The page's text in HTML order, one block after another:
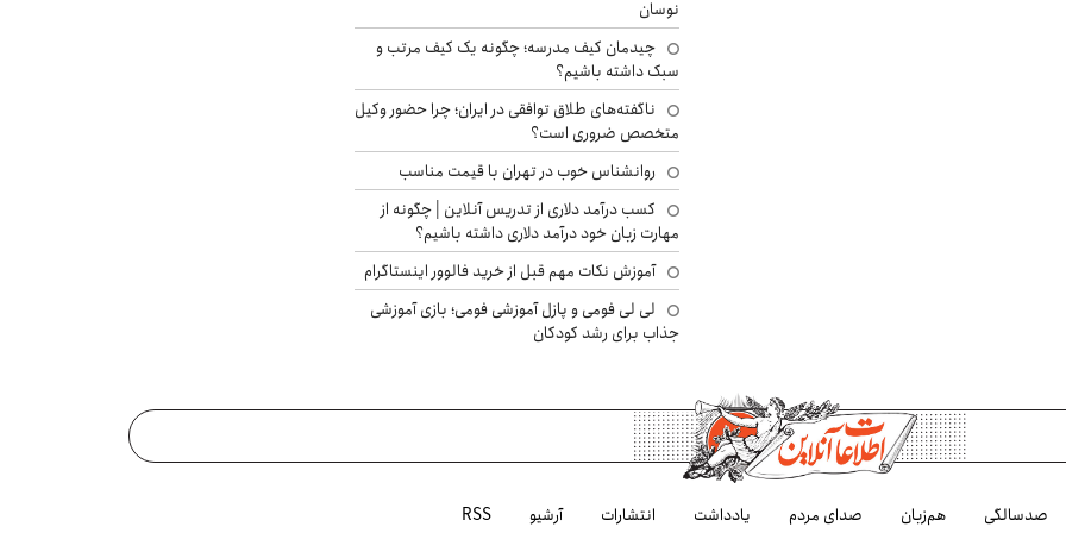
نوسان
چیدمان کیف مدرسه؛ چگونه یک کیف مرتب و
سبک داشته باشیم؟
ناگفته‌های طلاق توافقی در ایران؛ چرا حضور وکیل
متخصص ضروری است؟
روانشناس خوب در تهران با قیمت مناسب
کسب درآمد دلاری از تدریس آنلاین | چگونه از
مهارت زبان خود درآمد دلاری داشته باشیم؟
آموزش نکات مهم قبل از خرید فالوور اینستاگرام
لی لی فومی و پازل آموزشی فومی؛ بازی آموزشی
جذاب برای رشد کودکان
صدسالگی هم‌زبان صدای مردم یادداشت انتشارات آرشیو RSS